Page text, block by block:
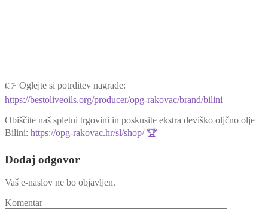
👉 Oglejte si potrditev nagrade:
https://bestoliveoils.org/producer/opg-rakovac/brand/bilini
Obiščite naš spletni trgovini in poskusite ekstra deviško oljčno olje
Bilini: https://opg-rakovac.hr/sl/shop/ 🏆
Dodaj odgovor
Vaš e-naslov ne bo objavljen.
Komentar